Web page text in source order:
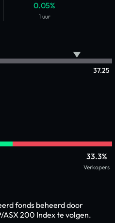
0.05%
1 uur
37.25
33.3%
Verkopers
fonds beheerd door
ASX 200 Index te volgen.